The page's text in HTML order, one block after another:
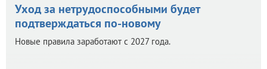
Уход за нетрудоспособными будет
подтверждаться по-новому
Новые правила заработают с 2027 года.